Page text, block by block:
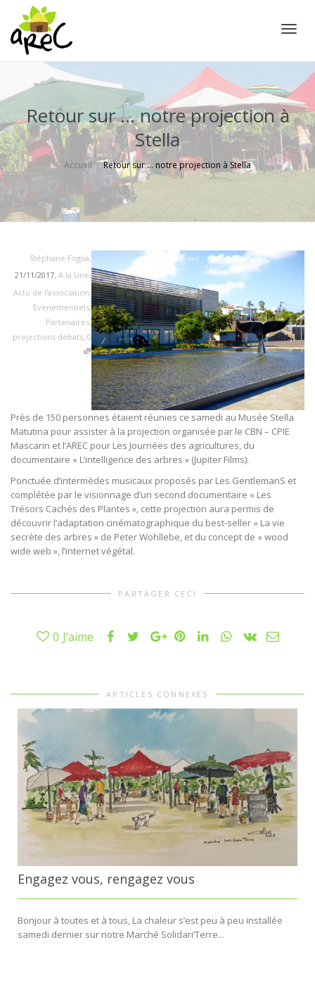
Retour sur … notre projection à
Stella
Accueil Retour sur … notre projection à Stella
Stéphane Foglia,
21/11/2017, A la Une,
Actu de l'association,
Evenementiels,
Partenaires,
projections débats, 0
Près de 150 personnes étaient réunies ce samedi au Musée Stella
Matutina pour assister à la projection organisée par le CBN – CPIE
Mascarin et l’AREC pour Les Journées des agricultures, du
documentaire « L’intelligence des arbres » (Jupiter Films).
Ponctuée d’intermèdes musicaux proposés par Les GentlemanS et
complétée par le visionnage d’un second documentaire « Les
Trésors Cachés des Plantes », cette projection aura permis de
découvrir l’adaptation cinématographique du best-seller « La vie
secrète des arbres » de Peter Wohllebe, et du concept de « wood
wide web », l’internet végétal.
PARTAGER CECI
0 J’aime
ARTICLES CONNEXES
Engagez vous, rengagez vous
Bonjour à toutes et à tous, La chaleur s’est peu à peu installée
samedi dernier sur notre Marché Solidari’Terre...